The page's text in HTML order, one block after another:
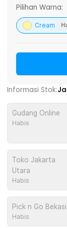
Pilihan Warna:
Cream
Informasi Stok:
Gudang Online
Habis
Toko Jakarta
Utara
Habis
Pick n Go Bekasi
Habis